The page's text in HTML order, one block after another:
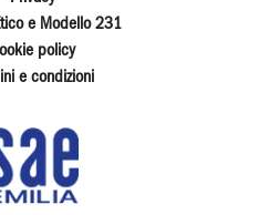
e Modello 231
policy
e condizioni